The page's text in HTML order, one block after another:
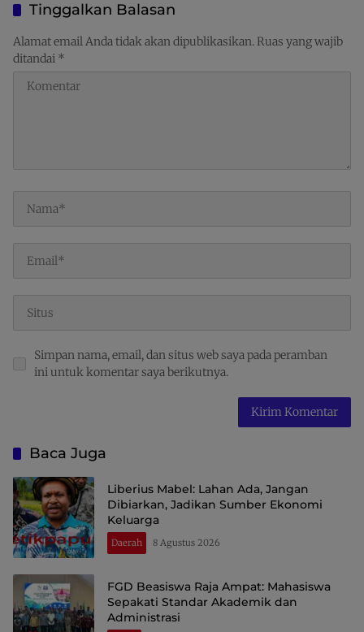
Tinggalkan Balasan
Alamat email Anda tidak akan dipublikasikan.Ruas yang wajib
ditandai *
Simpan nama, email, dan situs web saya pada peramban
ini untuk komentar saya berikutnya.
Baca Juga
Liberius Mabel: Lahan Ada, Jangan
Dibiarkan, Jadikan Sumber Ekonomi
Keluarga
Daerah 8 Agustus 2026
FGD Beasiswa Raja Ampat: Mahasiswa
Sepakati Standar Akademik dan
Administrasi